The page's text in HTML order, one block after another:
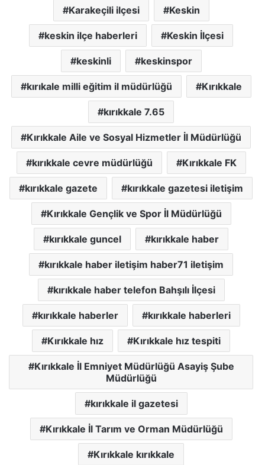
Karakeçili ilçesi Keskin
keskin ilçe haberleri Keskin İlçesi
keskinli keskinspor
kırıkale milli eğitim il müdürlüğü Kırıkkale
kırıkkale 7.65
Kırıkkale Aile ve Sosyal Hizmetler İl Müdürlüğü
kırıkkale cevre müdürlüğü Kırıkkale FK
kırıkkale gazete kırıkkale gazetesi iletişim
Kırıkkale Gençlik ve Spor İl Müdürlüğü
kırıkkale guncel kırıkkale haber
kırıkkale haber iletişim haber71 iletişim
kırıkkale haber telefon Bahşılı İlçesi
kırıkkale haberler kırıkkale haberleri
Kırıkkale hız Kırıkkale hız tespiti
Kırıkkale İl Emniyet Müdürlüğü Asayiş Şube
Müdürlüğü
kırıkkale il gazetesi
Kırıkkale İl Tarım ve Orman Müdürlüğü
Kırıkkale kırıkkale